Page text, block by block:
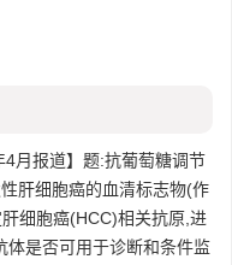
月报道】题:抗葡萄糖调节
肝细胞癌的血清标志物(作
细胞癌(HCC)相关抗原,进
体是否可用于诊断和条件监